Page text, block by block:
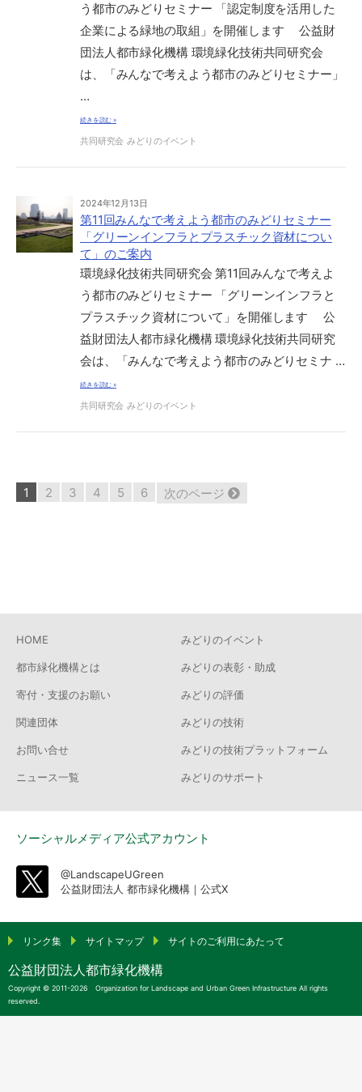
う都市のみどりセミナー 「認定制度を活用した
企業による緑地の取組」を開催します 公益財
団法人都市緑化機構 環境緑化技術共同研究会
は、「みんなで考えよう都市のみどりセミナー」
…
続きを読む »
共同研究会 みどりのイベント
2024年12月13日
第11回みんなで考えよう都市のみどりセミナー
「グリーンインフラとプラスチック資材につい
て」のご案内
環境緑化技術共同研究会 第11回みんなで考えよ
う都市のみどりセミナー 「グリーンインフラと
プラスチック資材について」を開催します 公
益財団法人都市緑化機構 環境緑化技術共同研究
会は、「みんなで考えよう都市のみどりセミナ …
続きを読む »
共同研究会 みどりのイベント
531 2 3 4 5 6 次のページ
HOME
都市緑化機構とは
寄付・支援のお願い
関連団体
お問い合せ
ニュース一覧
みどりのイベント
みどりの表彰・助成
みどりの評価
みどりの技術
みどりの技術プラットフォーム
みどりのサポート
ソーシャルメディア公式アカウント
@LandscapeUGreen
公益財団法人 都市緑化機構｜公式X
リンク集 サイトマップ サイトのご利用にあたって
公益財団法人都市緑化機構
Copyright © 2011-2026 Organization for Landscape and Urban Green Infrastructure All rights
reserved.